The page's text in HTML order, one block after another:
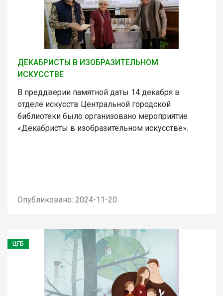
ДЕКАБРИСТЫ В ИЗОБРАЗИТЕЛЬНОМ
ИСКУССТВЕ
В преддверии памятной даты 14 декабря в
отделе искусств Центральной городской
библиотеки было организовано мероприятие
«Декабристы в изобразительном искусстве».
Опубликовано: 2024-11-20
ЦГБ